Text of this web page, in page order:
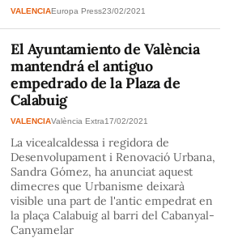
VALENCIAEuropa Press23/02/2021
El Ayuntamiento de València
mantendrá el antiguo
empedrado de la Plaza de
Calabuig
VALENCIAValència Extra17/02/2021
La vicealcaldessa i regidora de
Desenvolupament i Renovació Urbana,
Sandra Gómez, ha anunciat aquest
dimecres que Urbanisme deixarà
visible una part de l'antic empedrat en
la plaça Calabuig al barri del Cabanyal-
Canyamelar